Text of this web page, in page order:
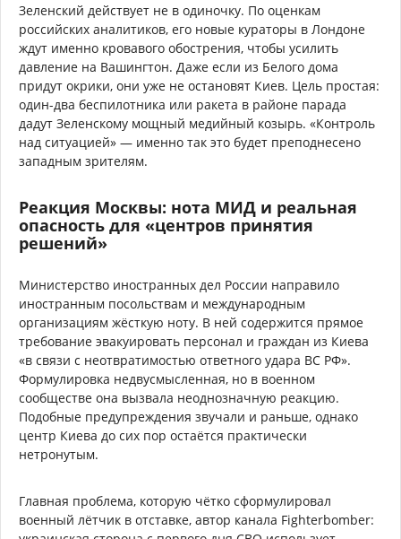
Зеленский действует не в одиночку. По оценкам
российских аналитиков, его новые кураторы в Лондоне
ждут именно кровавого обострения, чтобы усилить
давление на Вашингтон. Даже если из Белого дома
придут окрики, они уже не остановят Киев. Цель простая:
один-два беспилотника или ракета в районе парада
дадут Зеленскому мощный медийный козырь. «Контроль
над ситуацией» — именно так это будет преподнесено
западным зрителям.
Реакция Москвы: нота МИД и реальная
опасность для «центров принятия
решений»
Министерство иностранных дел России направило
иностранным посольствам и международным
организациям жёсткую ноту. В ней содержится прямое
требование эвакуировать персонал и граждан из Киева
«в связи с неотвратимостью ответного удара ВС РФ».
Формулировка недвусмысленная, но в военном
сообществе она вызвала неоднозначную реакцию.
Подобные предупреждения звучали и раньше, однако
центр Киева до сих пор остаётся практически
нетронутым.
Главная проблема, которую чётко сформулировал
военный лётчик в отставке, автор канала Fighterbomber: